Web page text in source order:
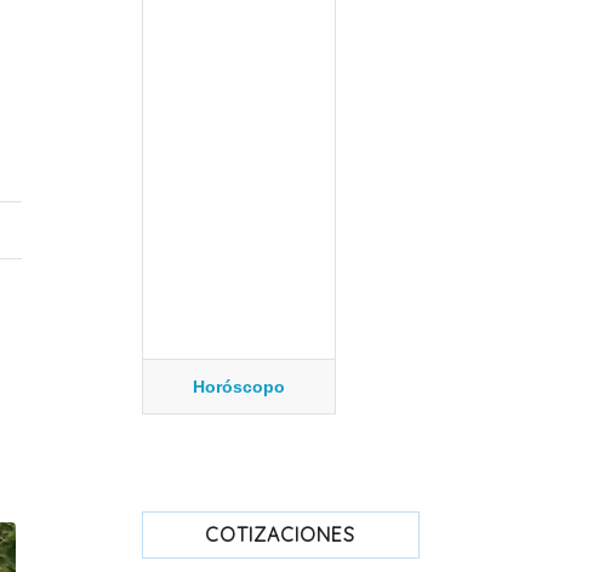
Horóscopo
COTIZACIONES